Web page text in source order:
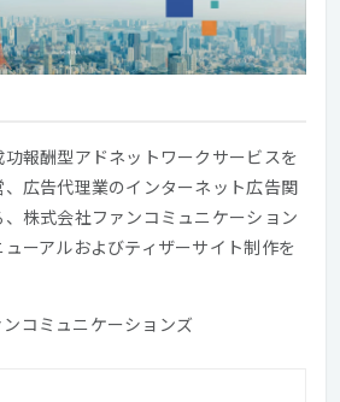
報酬型アドネットワークサービスを
広告代理業のインターネット広告関
株式会社ファンコミュニケーション
ーアルおよびティザーサイト制作を
コミュニケーションズ